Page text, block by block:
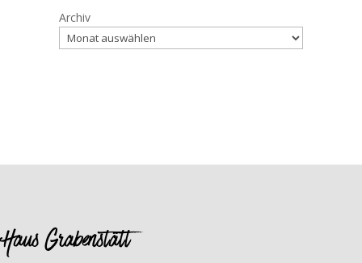
Archiv
Haus Grabenstätt